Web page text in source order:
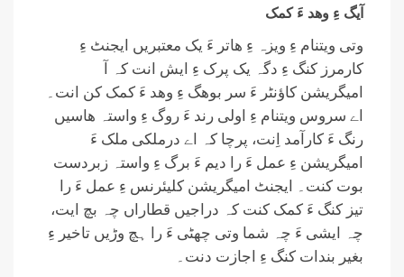
آیگ ءِ وھد ءَ کمک
وتی ویتنام ءِ ویزہ ءِ ھاتر ءَ یک معتبریں ایجنٹ ءِ
کارمرز کنگ ءِ دگہ یک پرک ءِ ایش انت کہ آ
امیگریشن کاؤنٹر ءَ سر بوھگ ءِ وھد ءَ کمک کن انت۔
اے سروس ویتنام ءِ اولی رند ءَ روگ ءِ واستہ ھاسیں
رنگ ءَ کارآمد اِنت، پرچا کہ اے درملکی ملک ءَ
امیگریشن ءِ عمل ءَ را دیم ءَ برگ ءِ واستہ زبردست
بوت کنت۔ ایجنٹ امیگریشن کلیئرنس ءِ عمل ءَ را
تیز کنگ ءَ کمک کنت کہ دراجیں قطاراں چہ بچ ایت،
چہ ایشی ءَ چہ شما وتی چھٹی ءَ را ہچ وڑیں تاخیر ءِ
بغیر بندات کنگ ءِ اجازت دنت۔